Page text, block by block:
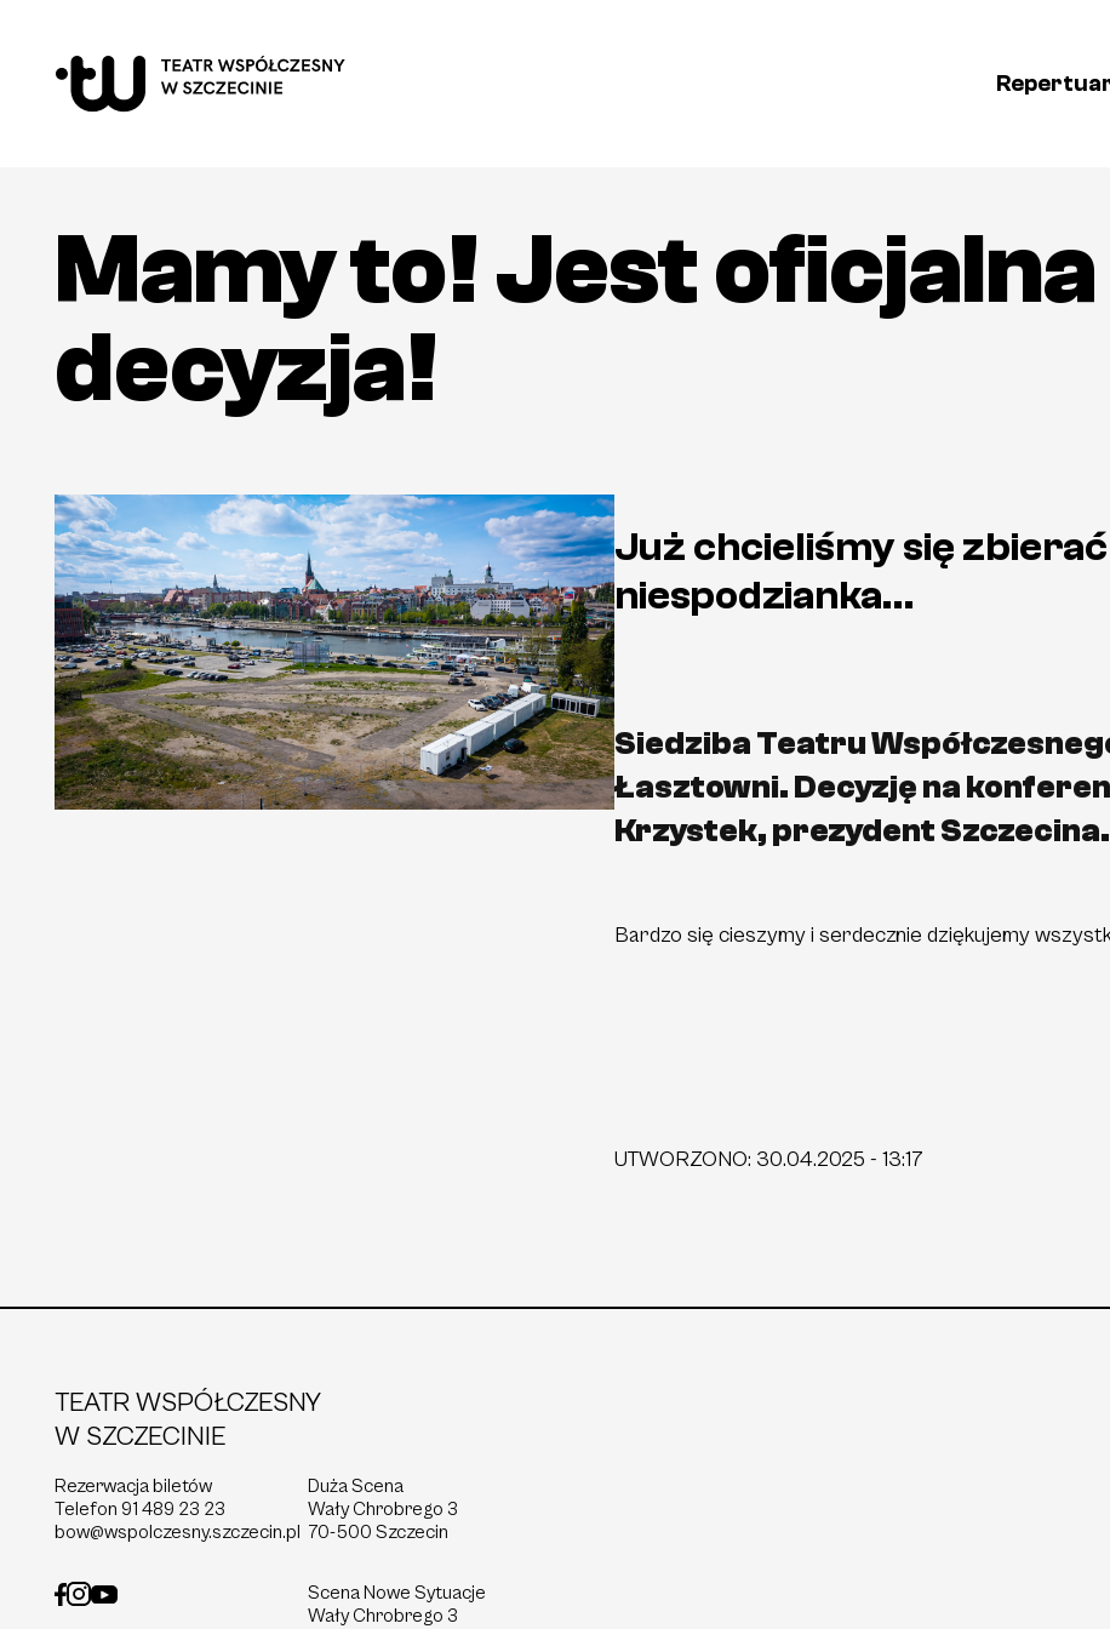
Mamy to! Jest oficjalna
decyzja!
Już chcieliśmy się
niespodzianka…
Siedziba Teatru
Łasztowni. Decyzję na
Krzystek, prezydent Szczecina.
Bardzo się cieszymy i serdecznie dziękujemy
UTWORZONO: 30.04.2025 - 13:17
TEATR WSPÓŁCZESNY
W SZCZECINIE
Rezerwacja biletów
Telefon 91 489 23 23
bow@wspolczesny.szczecin.pl
Duża Scena
Wały Chrobrego 3
70-500 Szczecin
Scena Nowe Sytuacje
Wały Chrobrego 3